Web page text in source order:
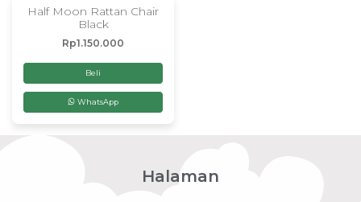
Half Moon Rattan Chair
Black
Rp1.150.000
Beli
WhatsApp
Halaman